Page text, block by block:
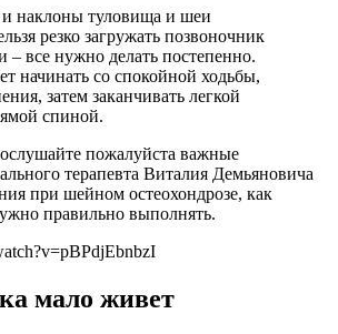
наклоны туловища и шеи
резко загружать позвоночник
– все нужно делать постепенно.
начинать со спокойной ходьбы,
затем заканчивать легкой
спиной.
пожалуйста важные
терапевта Виталия Демьяновича
при шейном остеохондрозе, как
правильно выполнять.
мало живет